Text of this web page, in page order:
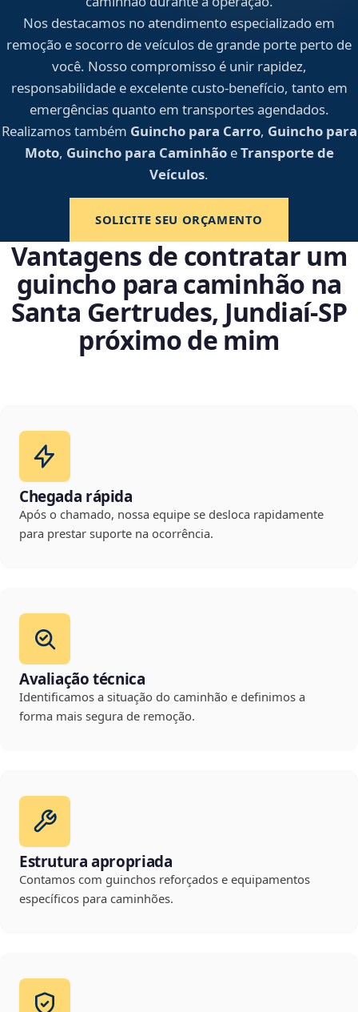
Nos destacamos no atendimento especializado em
remoção e socorro de veículos de grande porte perto de
você. Nosso compromisso é unir rapidez,
responsabilidade e excelente custo-benefício, tanto em
emergências quanto em transportes agendados.
Realizamos também Guincho para Carro, Guincho para
Moto, Guincho para CaminhãoeTransporte de
Veículos.
SOLICITE SEU ORÇAMENTO
Vantagens de contratar um
guincho para caminhão na
Santa Gertrudes, Jundiaí‑SP
próximo de mim
Chegada rápida
Após o chamado, nossa equipe se desloca rapidamente
para prestar suporte na ocorrência.
Avaliação técnica
Identificamos a situação do caminhão e definimos a
forma mais segura de remoção.
Estrutura apropriada
Contamos com guinchos reforçados e equipamentos
específicos para caminhões.